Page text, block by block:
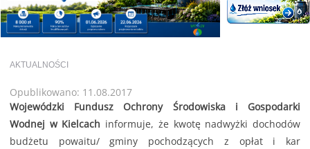
AKTUALNOŚCI
Opublikowano: 11.08.2017
Wojewódzki Fundusz Ochrony Środowiska i Gospodarki
Wodnej w Kielcach informuje, że kwotę nadwyżki dochodów
budżetu powaitu/ gminy pochodzących z opłat i kar